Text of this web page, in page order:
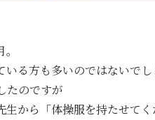
る方も多いのではないでし
たのですが
生から「体操服を持たせて